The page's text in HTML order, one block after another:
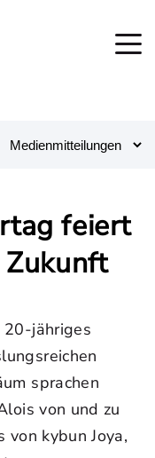
feiert
Zukunft
20-jähriges
sprachen
von und zu
von kybun Joya,